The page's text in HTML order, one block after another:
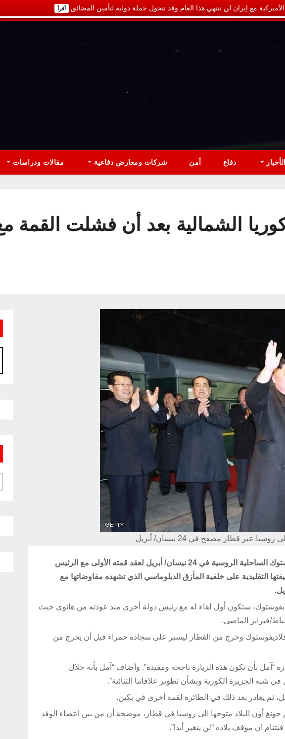
مع إيران لن تنتهي هذا العام وقد تتحول حملة دولية لتأمين المضائق أقرأ
الأخبار دفاع أمن شركات ومعارض دفاعية مقالات ودراسات
الشمالية بعد أن فشلت القمة
عبر قطار مصفح في 24 نيسان/ أبريل
وصل الزعيم الكوري الشمالي كيم جونغ أون إلى مدينة فلاديفوستوك الساحلية الروسية في 24 نيسان/ أبريل لعقد قمته الأولى مع الرئيس
التقليدية على خلفية المأزق الدبلوماسي الذي تشهده مفاوضاتها مع
أبريل مع بوتين في فلاديفوستوك، ستكون أول لقاء له مع رئيس دولة أخرى منذ عودته من هانوي حيث
فبراير الماضي.
نيسان/ أبريل إلى محطة فلاديفوستوك وخرج من القطار ليسير على سجادة حمراء قبل أن يخرج من
بأن تكون هذه الزيارة ناجحة ومفيدة”. وأضاف “آمل بأنه خلال
الجزيرة الكورية وبشأن تطوير علاقاتنا الثنائية”.
جونغ أون البلاد متوجها الى روسيا في قطار، موضحة أن من بين اعضاء الوفد
ان موقف بلاده “لن يتغير أبدا”.